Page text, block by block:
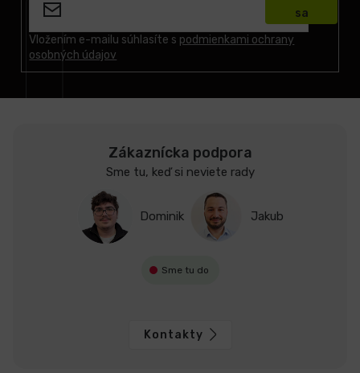
Vložením e-mailu súhlasíte s podmienkami ochrany
osobných údajov
sa
Zákaznícka podpora
Sme tu, keď si neviete rady
Dominik Jakub
Sme tu do
Kontakty